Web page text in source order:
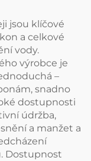
jsou klíčové
a celkové
vody.
výrobce je
–
snadno
dostupnosti
údržba,
a manžet a
Dostupnost